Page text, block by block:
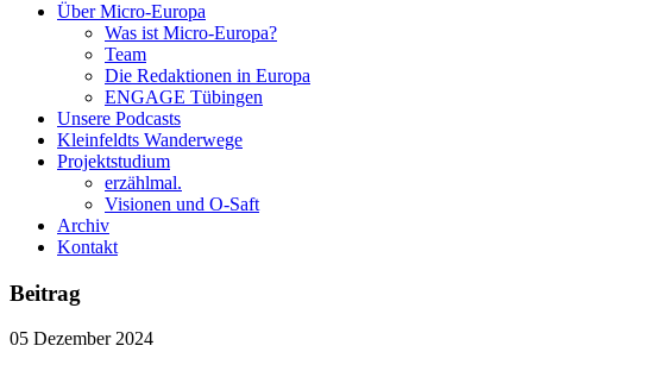
Über Micro-Europa
Was ist Micro-Europa?
Team
Die Redaktionen in Europa
ENGAGE Tübingen
Unsere Podcasts
Kleinfeldts Wanderwege
Projektstudium
erzählmal.
Visionen und O-Saft
Archiv
Kontakt
Beitrag
05 Dezember 2024